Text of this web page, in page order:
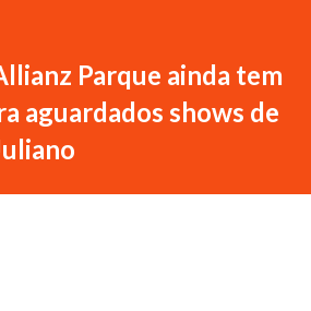
Parque ainda tem
aguardados shows de